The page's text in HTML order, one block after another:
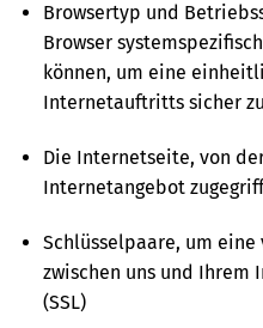
Browsertyp und
Browser
können, um eine
Internetauftritts sicher
Die Internetseite, von
Internetangebot
Schlüsselpaare, um
zwischen uns und
(SSL)